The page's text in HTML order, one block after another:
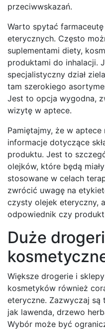
przeciwwskazań.
Warto spytać
eterycznych. Często
suplementami diety,
produktami do inhalacji.
specjalistyczny dział
tam szerokiego
Jest to opcja wygodna,
wizytę w aptece.
Pamiętajmy, że w
informacje dotyczące
produktu. Jest to
olejków, które będą
stosowane w celach
zwrócić uwagę na
czysty olejek eteryczny,
odpowiednik czy
Duże
Większe drogerie i
kosmetyków również
eteryczne. Zazwyczaj
jak lawenda, drzewo
Wybór może być